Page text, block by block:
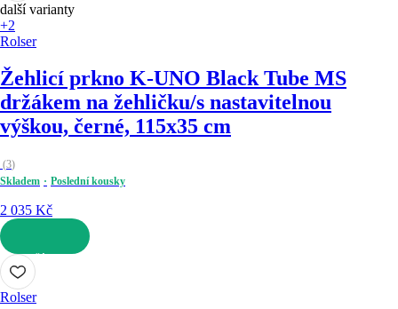
další varianty
+2
Rolser
Žehlicí prkno K-UNO Black Tube MS
držákem na žehličku/s nastavitelnou
výškou, černé, 115x35 cm
(3)
Skladem
Poslední kousky
2 035 Kč
DO KOŠÍKU
Rolser